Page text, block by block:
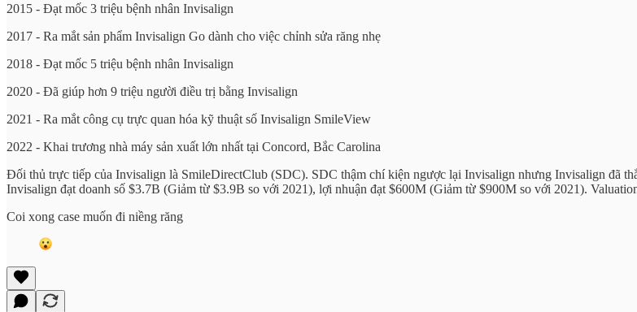
2015 - Đạt mốc 3 triệu bệnh nhân Invisalign
2017 - Ra mắt sản phẩm Invisalign Go dành cho việc chỉnh sửa răng nhẹ
2018 - Đạt mốc 5 triệu bệnh nhân Invisalign
2020 - Đã giúp hơn 9 triệu người điều trị bằng Invisalign
2021 - Ra mắt công cụ trực quan hóa kỹ thuật số Invisalign SmileView
2022 - Khai trương nhà máy sản xuất lớn nhất tại Concord, Bắc Carolina
Đối thủ trực tiếp của Invisalign là SmileDirectClub (SDC). SDC thậm chí kiện ngược lại Invisalign nhưng Invisalign đã
Invisalign đạt doanh số $3.7B (Giảm từ $3.9B so với 2021), lợi nhuận đạt $600M (Giảm từ $900M so với 2021).
Coi xong case muốn đi niềng răng